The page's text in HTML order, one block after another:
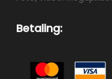
Betaling: